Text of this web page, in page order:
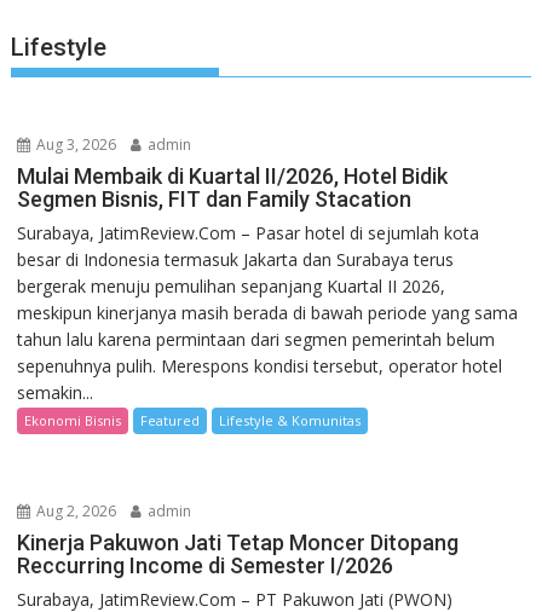
Lifestyle
Aug 3, 2026 admin
Mulai Membaik di Kuartal II/2026, Hotel Bidik
Segmen Bisnis, FIT dan Family Stacation
Surabaya, JatimReview.Com – Pasar hotel di sejumlah kota
besar di Indonesia termasuk Jakarta dan Surabaya terus
bergerak menuju pemulihan sepanjang Kuartal II 2026,
meskipun kinerjanya masih berada di bawah periode yang sama
tahun lalu karena permintaan dari segmen pemerintah belum
sepenuhnya pulih. Merespons kondisi tersebut, operator hotel
semakin...
Ekonomi Bisnis Featured Lifestyle & Komunitas
Aug 2, 2026 admin
Kinerja Pakuwon Jati Tetap Moncer Ditopang
Reccurring Income di Semester I/2026
Surabaya, JatimReview.Com – PT Pakuwon Jati (PWON)